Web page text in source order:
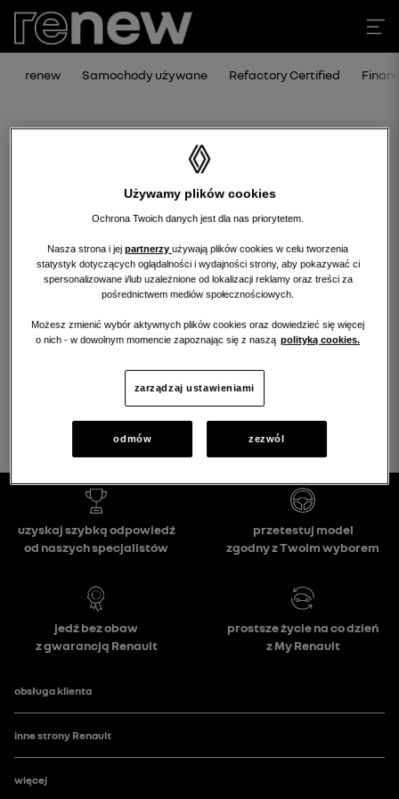
renew Samochody używane Refactory Certified
Niestety, wybrany dealer nie ma
obecnie żadnych ofert w tej kategorii.
Wróć na stronę główną.
wróć na stronę główną
Używamy plików cookies
Ochrona Twoich danych jest dla nas priorytetem.
Nasza strona i jej partnerzy używają plików cookies w celu tworzenia
statystyk dotyczących oglądalności i wydajności strony, aby pokazywać ci
spersonalizowane i/lub uzależnione od lokalizacji reklamy oraz treści za
pośrednictwem mediów społecznościowych.
Możesz zmienić wybór aktywnych plików cookies oraz dowiedzieć się więcej
o nich - w dowolnym momencie zapoznając się z naszą polityką cookies.
zarządzaj ustawieniami
odmów zezwól